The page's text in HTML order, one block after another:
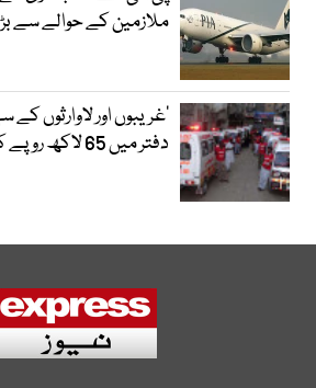
ملازمین کے حوالے سے
’غریبوں اور لاوارثوں
دفتر میں 65 لاکھ روپے کی ڈکیتی